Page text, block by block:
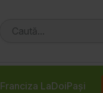
Franciza LaDoiPași